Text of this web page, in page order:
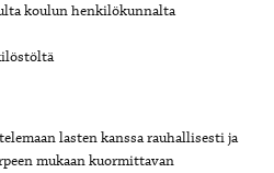
koulun henkilökunnalta
lasten kanssa rauhallisesti ja
mukaan kuormittavan